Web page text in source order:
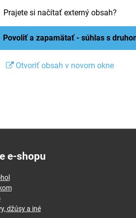
Prajete si načítať externý obsah?
Povoliť a zapamätať - súhlas s
Otvoriť obsah v novom okne
e-shopu
džúsy a iné